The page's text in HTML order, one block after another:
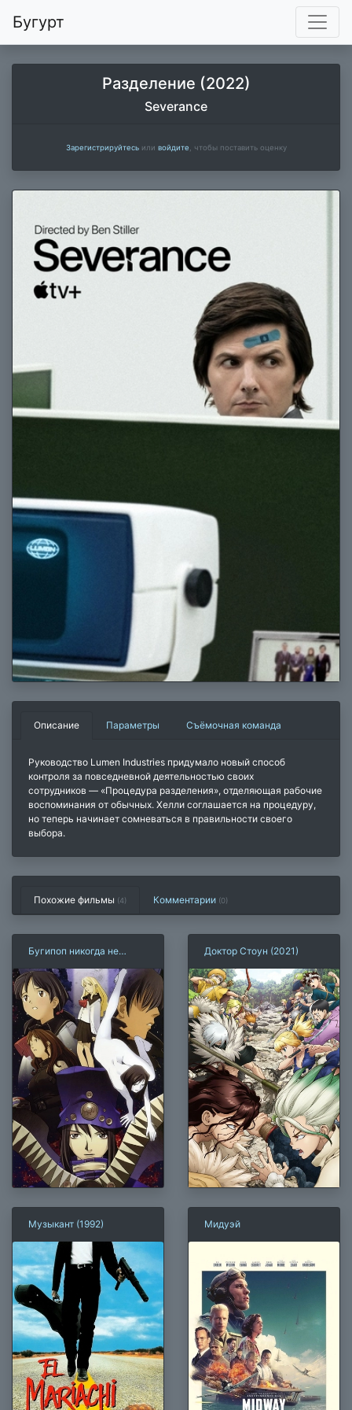
Бугурт
Разделение (2022)
Severance
Зарегистрируйтесьили войдите , чтобы поставить оценку
Описание Параметры Съёмочная команда
Руководство Lumen Industries придумало новый способ
контроля за повседневной деятельностью своих
сотрудников — «Процедура разделения», отделяющая рабочие
воспоминания от обычных. Хелли соглашается на процедуру,
но теперь начинает сомневаться в правильности своего
выбора.
Похожие фильмы (4) Комментарии (0)
Бугипоп никогда не
Доктор Стоун (2021)
Музыкант (1992) Мидуэй